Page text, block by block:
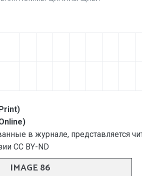
в журнале, представляется
CC BY-ND
IMAGE 86